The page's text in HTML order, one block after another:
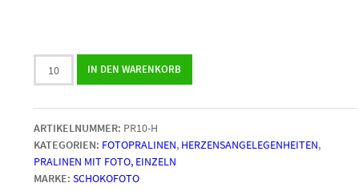
Herzpralinen
mit
|
lose
in
der
Papiermanschette
IN DEN WARENKORB
ARTIKELNUMMER: PR10-H
KATEGORIEN: FOTOPRALINEN, HERZENSANGELEGENHEITEN,
PRALINEN MIT FOTO, EINZELN
MARKE:SCHOKOFOTO